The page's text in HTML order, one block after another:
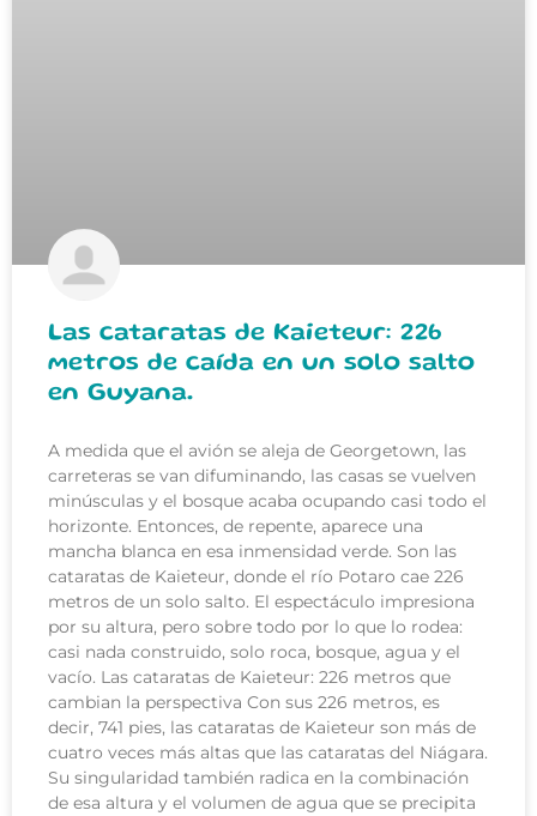
Las cataratas de Kaieteur: 226
metros de caída en un solo salto
en Guyana.
A medida que el avión se aleja de Georgetown, las
carreteras se van difuminando, las casas se vuelven
minúsculas y el bosque acaba ocupando casi todo el
horizonte. Entonces, de repente, aparece una
mancha blanca en esa inmensidad verde. Son las
cataratas de Kaieteur, donde el río Potaro cae 226
metros de un solo salto. El espectáculo impresiona
por su altura, pero sobre todo por lo que lo rodea:
casi nada construido, solo roca, bosque, agua y el
vacío. Las cataratas de Kaieteur: 226 metros que
cambian la perspectiva Con sus 226 metros, es
decir, 741 pies, las cataratas de Kaieteur son más de
cuatro veces más altas que las cataratas del Niágara.
Su singularidad también radica en la combinación
de esa altura y el volumen de agua que se precipita